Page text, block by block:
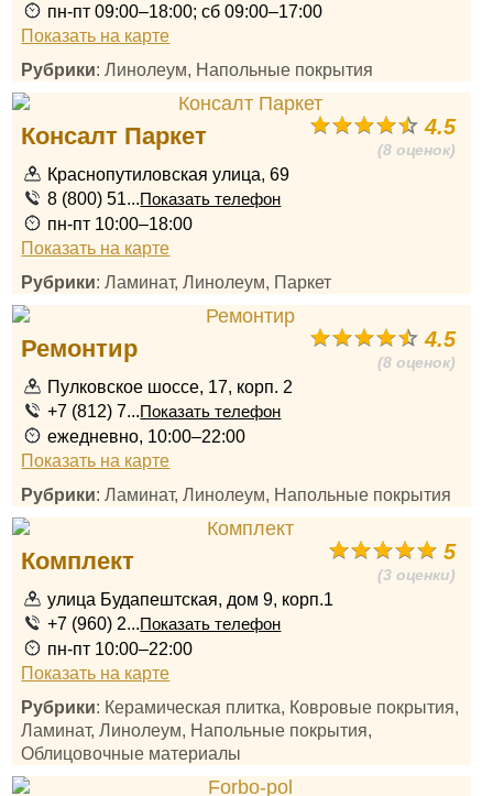
пн-пт 09:00–18:00; сб 09:00–17:00
Показать на карте
Рубрики: Линолеум, Напольные покрытия
4.5
(8 оценок)
Консалт Паркет
Краснопутиловская улица, 69
8 (800) 51...Показать телефон
пн-пт 10:00–18:00
Показать на карте
Рубрики: Ламинат, Линолеум, Паркет
4.5
(8 оценок)
Ремонтир
Пулковское шоссе, 17, корп. 2
+7 (812) 7...Показать телефон
ежедневно, 10:00–22:00
Показать на карте
Рубрики: Ламинат, Линолеум, Напольные покрытия
5
(3 оценки)
Комплект
улица Будапештская, дом 9, корп.1
+7 (960) 2...Показать телефон
пн-пт 10:00–22:00
Показать на карте
Рубрики: Керамическая плитка, Ковровые покрытия,
Ламинат, Линолеум, Напольные покрытия,
Облицовочные материалы